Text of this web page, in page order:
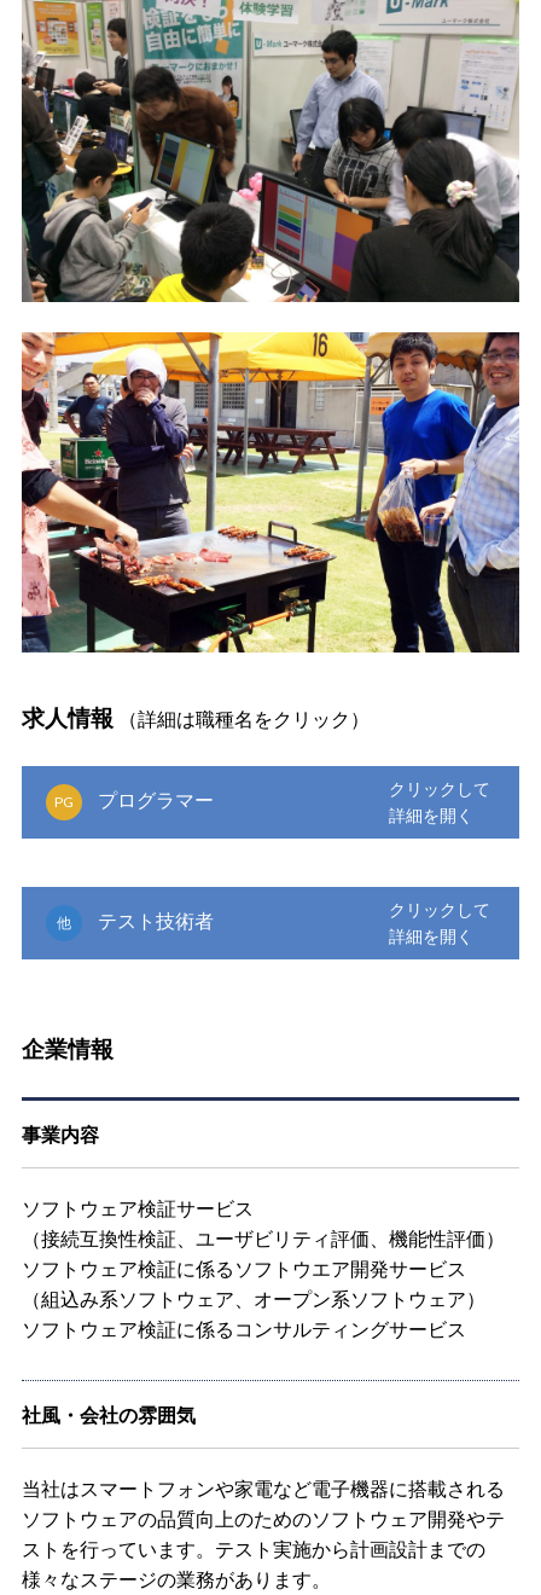
求人情報 （詳細は職種名をクリック）
PG プログラマー
他 テスト技術者
企業情報
事業内容
ソフトウェア検証サービス
（接続互換性検証、ユーザビリティ評価、機能性評価）
ソフトウェア検証に係るソフトウエア開発サービス
（組込み系ソフトウェア、オープン系ソフトウェア）
ソフトウェア検証に係るコンサルティングサービス
社風・会社の雰囲気
当社はスマートフォンや家電など電子機器に搭載される
ソフトウェアの品質向上のためのソフトウェア開発やテ
ストを行っています。テスト実施から計画設計までの
様々なステージの業務があります。